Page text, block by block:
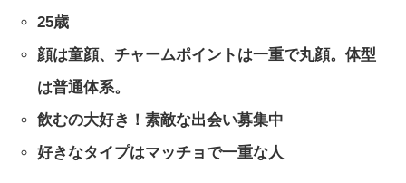
25歳
顔は童顔、チャームポイントは一重で丸顔。体型
は普通体系。
飲むの大好き！素敵な出会い募集中
好きなタイプはマッチョで一重な人